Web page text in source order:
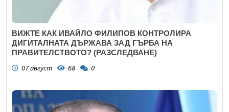
ВИЖТЕ КАК ИВАЙЛО ФИЛИПОВ КОНТРОЛИРА
ДИГИТАЛНАТА ДЪРЖАВА ЗАД ГЪРБА НА
ПРАВИТЕЛСТВОТО? (РАЗСЛЕДВАНЕ)
07 август 68 0